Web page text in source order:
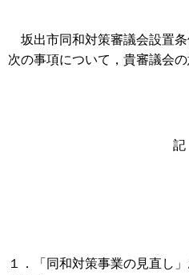
坂出市同和対策審議会設置条
次の事項について，貴審議会の
記
１．「同和対策事業の見直し